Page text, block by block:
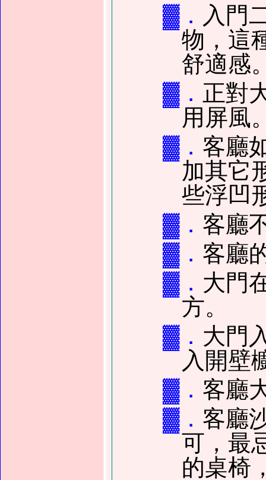
▓． 入門
物，這
舒適感
▓． 正對
用屏風
▓． 客廳
加其它
些浮凹
▓． 客廳
▓． 客廳
▓． 大門
方。
▓． 大門
入開壁
▓． 客廳
▓． 客廳
可，最
的桌椅